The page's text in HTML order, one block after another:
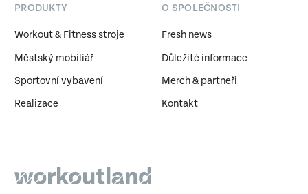
PRODUKTY
Workout & Fitness stroje
Městský mobiliář
Sportovní vybavení
Realizace
O SPOLEČNOSTI
Fresh news
Důležité informace
Merch & partneři
Kontakt